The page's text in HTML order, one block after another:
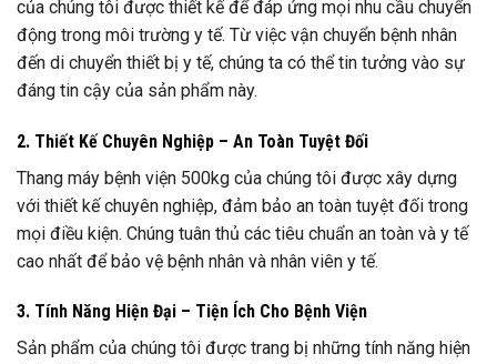
của chúng tôi được thiết kế để đáp ứng mọi nhu cầu chuyển
động trong môi trường y tế. Từ việc vận chuyển bệnh nhân
đến di chuyển thiết bị y tế, chúng ta có thể tin tưởng vào sự
đáng tin cậy của sản phẩm này.
2. Thiết Kế Chuyên Nghiệp – An Toàn Tuyệt Đối
Thang máy bệnh viện 500kg của chúng tôi được xây dựng
với thiết kế chuyên nghiệp, đảm bảo an toàn tuyệt đối trong
mọi điều kiện. Chúng tuân thủ các tiêu chuẩn an toàn và y tế
cao nhất để bảo vệ bệnh nhân và nhân viên y tế.
3. Tính Năng Hiện Đại – Tiện Ích Cho Bệnh Viện
Sản phẩm của chúng tôi được trang bị những tính năng hiện